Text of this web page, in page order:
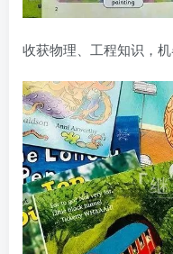
收获物理、工程知识，机